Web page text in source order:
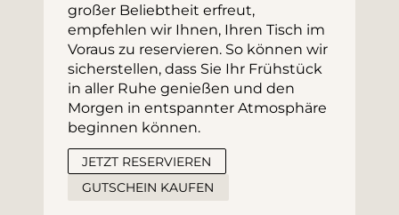
großer Beliebtheit erfreut,
empfehlen wir Ihnen, Ihren Tisch im
Voraus zu reservieren. So können wir
sicherstellen, dass Sie Ihr Frühstück
in aller Ruhe genießen und den
Morgen in entspannter Atmosphäre
beginnen können.
JETZT RESERVIEREN
GUTSCHEIN KAUFEN